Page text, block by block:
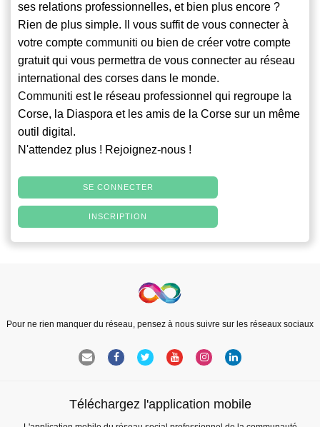
ses relations professionnelles, et bien plus encore ?
Rien de plus simple. Il vous suffit de vous connecter à
votre compte communiti ou bien de créer votre compte
gratuit qui vous permettra de vous connecter au réseau
international des corses dans le monde.
Communiti est le réseau professionnel qui regroupe la
Corse, la Diaspora et les amis de la Corse sur un même
outil digital.
N'attendez plus ! Rejoignez-nous !
SE CONNECTER
INSCRIPTION
Pour ne rien manquer du réseau, pensez à nous suivre sur les réseaux sociaux
Téléchargez l'application mobile